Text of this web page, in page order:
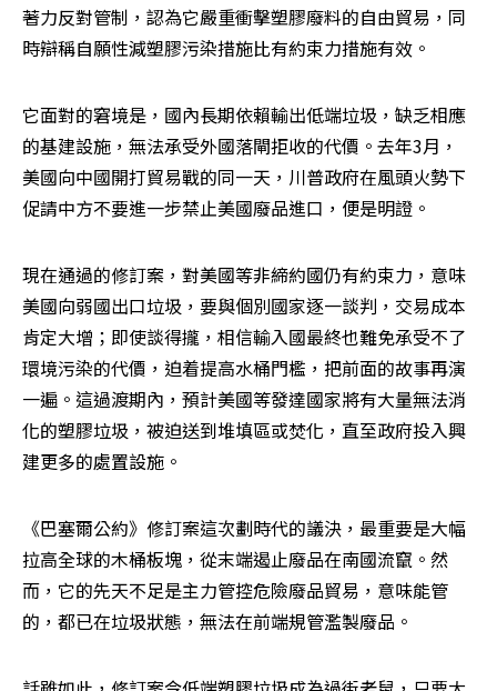
著力反對管制，認為它嚴重衝擊塑膠廢料的自由貿易，同
時辯稱自願性減塑膠污染措施比有約束力措施有效。
它面對的窘境是，國內長期依賴輸出低端垃圾，缺乏相應
的基建設施，無法承受外國落閘拒收的代價。去年3月，
美國向中國開打貿易戰的同一天，川普政府在風頭火勢下
促請中方不要進一步禁止美國廢品進口，便是明證。
現在通過的修訂案，對美國等非締約國仍有約束力，意味
美國向弱國出口垃圾，要與個別國家逐一談判，交易成本
肯定大增；即使談得攏，相信輸入國最終也難免承受不了
環境污染的代價，迫着提高水桶門檻，把前面的故事再演
一遍。這過渡期內，預計美國等發達國家將有大量無法消
化的塑膠垃圾，被迫送到堆填區或焚化，直至政府投入興
建更多的處置設施。
《巴塞爾公約》修訂案這次劃時代的議決，最重要是大幅
拉高全球的木桶板塊，從末端遏止廢品在南國流竄。然
而，它的先天不足是主力管控危險廢品貿易，意味能管
的，都已在垃圾狀態，無法在前端規管濫製廢品。